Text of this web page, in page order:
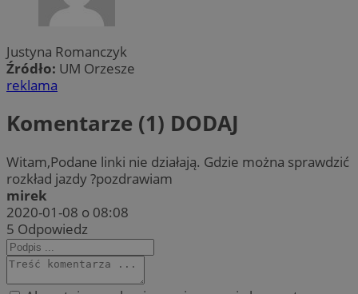
Justyna Romanczyk
Źródło: UM Orzesze
reklama
Komentarze (1) DODAJ
Witam,Podane linki nie działają. Gdzie można sprawdzić
rozkład jazdy ?pozdrawiam
mirek
2020-01-08 o 08:08
5 Odpowiedz